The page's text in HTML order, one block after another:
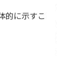
的に示すこ